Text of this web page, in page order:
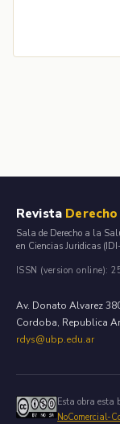
Revista
Sala de Derecho a la
en Ciencias Juridicas
ISSN (version online):
Av. Donato Alvarez
Cordoba, Republica
rdys@ubp.edu.ar
Esta obra esta
NoComercial-